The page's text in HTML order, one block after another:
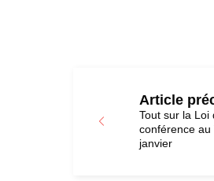
Article
Tout sur la Loi
conférence au
janvier